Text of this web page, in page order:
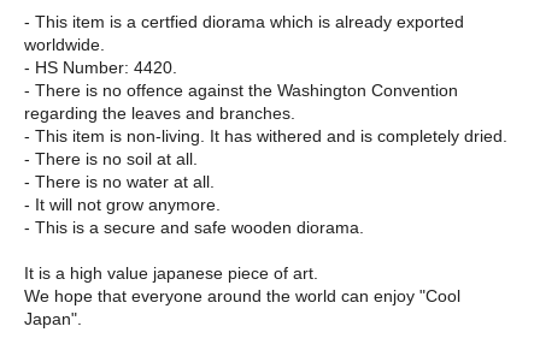
- This item is a certfied diorama which is already exported
worldwide.
- HS Number: 4420.
- There is no offence against the Washington Convention
regarding the leaves and branches.
- This item is non-living. It has withered and is completely dried.
- There is no soil at all.
- There is no water at all.
- It will not grow anymore.
- This is a secure and safe wooden diorama.
It is a high value japanese piece of art.
We hope that everyone around the world can enjoy "Cool
Japan".